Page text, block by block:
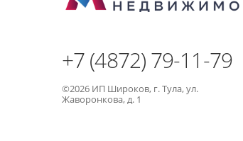
+7 (4872) 79-11-79
©2026 ИП Широков, г. Тула, ул.
Жаворонкова, д. 1